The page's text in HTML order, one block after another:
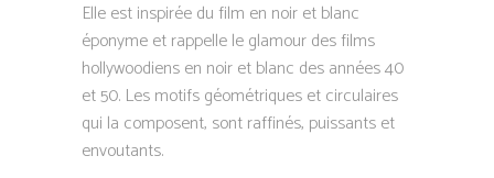
Elle est inspirée du film en noir et blanc
éponyme et rappelle le glamour des films
hollywoodiens en noir et blanc des années 40
et 50. Les motifs géométriques et circulaires
qui la composent, sont raffinés, puissants et
envoutants.